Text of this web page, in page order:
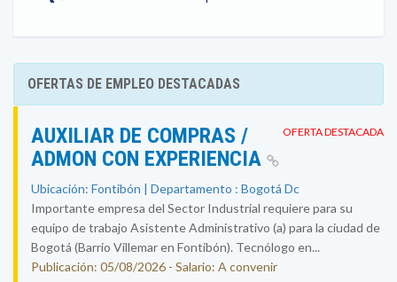
OFERTAS DE EMPLEO DESTACADAS
OFERTA DESTACADA
AUXILIAR DE COMPRAS /
ADMON CON EXPERIENCIA
Ubicación: Fontibón | Departamento : Bogotá Dc
Importante empresa del Sector Industrial requiere para su
equipo de trabajo Asistente Administrativo (a) para la ciudad de
Bogotá (Barrio Villemar en Fontibón). Tecnólogo en...
Publicación: 05/08/2026 - Salario: A convenir